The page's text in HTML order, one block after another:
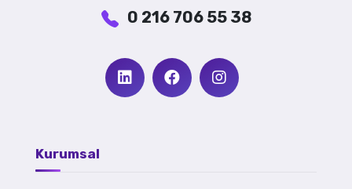
0 216 706 55 38
Kurumsal